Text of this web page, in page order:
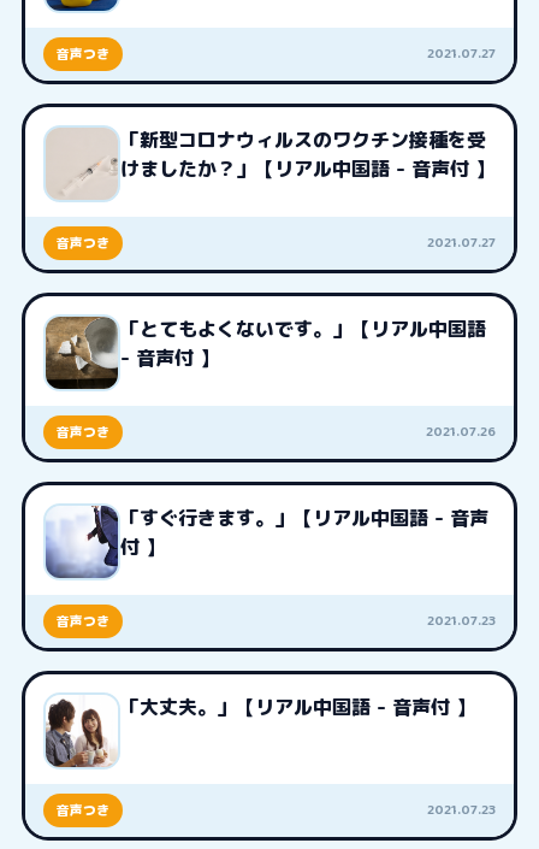
音声つき 2021.07.27
「新型コロナウィルスのワクチン接種を受
けましたか？」【リアル中国語 - 音声付 】
音声つき 2021.07.27
「とてもよくないです。」【リアル中国語
- 音声付 】
音声つき 2021.07.26
「すぐ行きます。」【リアル中国語 - 音声
付 】
音声つき 2021.07.23
「大丈夫。」【リアル中国語 - 音声付 】
音声つき 2021.07.23